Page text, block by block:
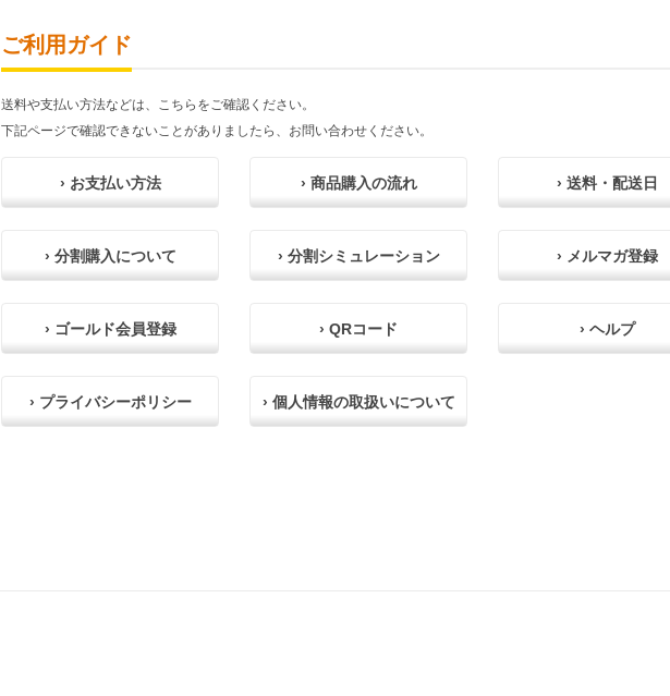
ご利用ガイド
送料や支払い方法などは、こちらをご確認ください。
下記ページで確認できないことがありましたら、お問い合わせください。
› お支払い方法 › 商品購入の流れ › 送料・配送日
› 分割購入について › 分割シミュレーション › メルマガ登録
› ゴールド会員登録 › QRコード › ヘルプ
› プライバシーポリシー › 個人情報の取扱いについて